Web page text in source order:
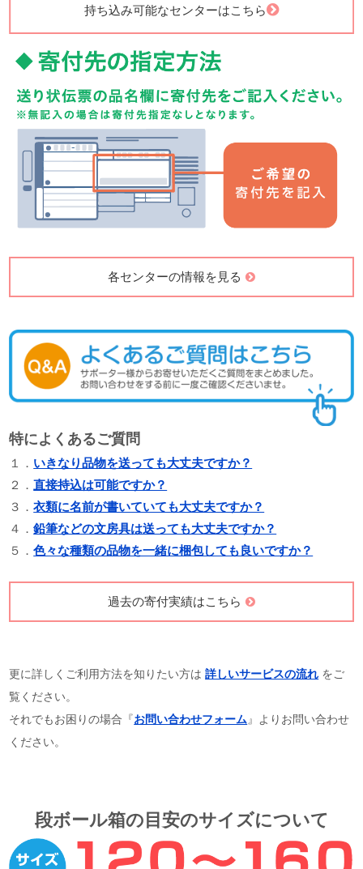
持ち込み可能なセンターはこちら
各センターの情報を見る
特によくあるご質問
１． いきなり品物を送っても大丈夫ですか？
２．直接持込は可能ですか？
３．衣類に名前が書いていても大丈夫ですか？
４．鉛筆などの文房具は送っても大丈夫ですか？
５．色々な種類の品物を一緒に梱包しても良いですか？
過去の寄付実績はこちら
更に詳しくご利用方法を知りたい方は詳しいサービスの流れ をご
覧ください。
それでもお困りの場合『お問い合わせフォーム 』よりお問い合わせ
ください。
段ボール箱の目安のサイズについて